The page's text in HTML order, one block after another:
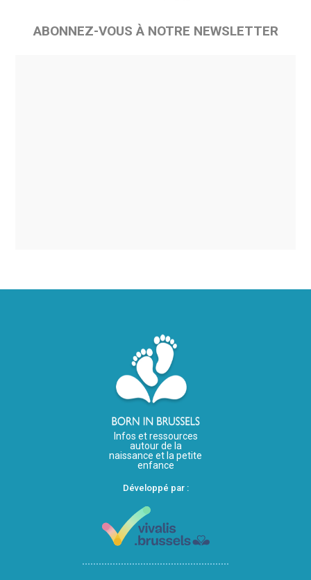
ABONNEZ-VOUS À NOTRE NEWSLETTER
Infos et ressources
autour de la
naissance et la petite
enfance
Développé par :